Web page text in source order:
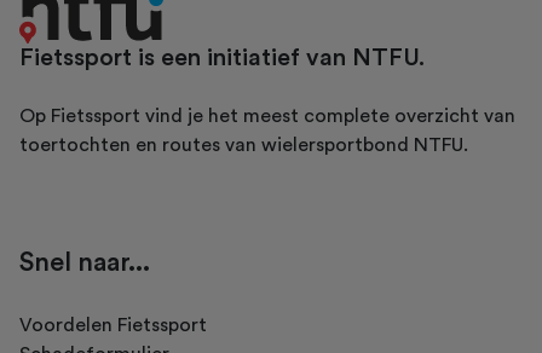
Fietssport is een initiatief van NTFU.
Op Fietssport vind je het meest complete overzicht van
toertochten en routes van wielersportbond NTFU.
Snel naar...
Voordelen Fietssport